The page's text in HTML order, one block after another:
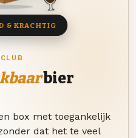
bier
box met toegankelijk
dat het te veel
& KRACHTIG